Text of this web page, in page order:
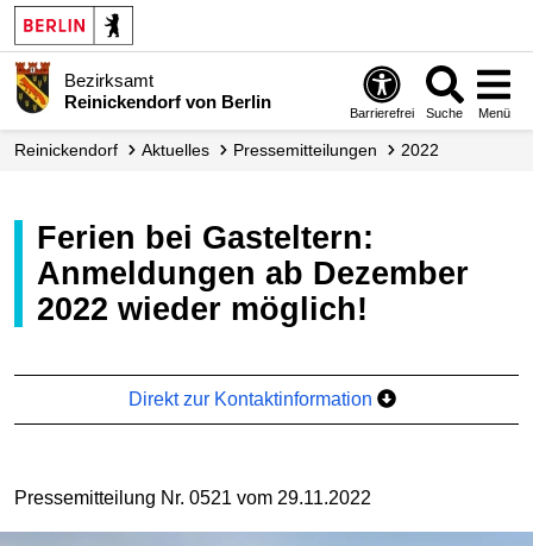
Bezirksamt
Reinickendorf von Berlin
Barrierefrei Suche Menü
Reinickendorf Aktuelles Presse­mitteilungen 2022
Ferien bei Gasteltern:
Anmeldungen ab Dezember
2022 wieder möglich!
Direkt zur Kontaktinformation
Pressemitteilung Nr. 0521 vom 29.11.2022